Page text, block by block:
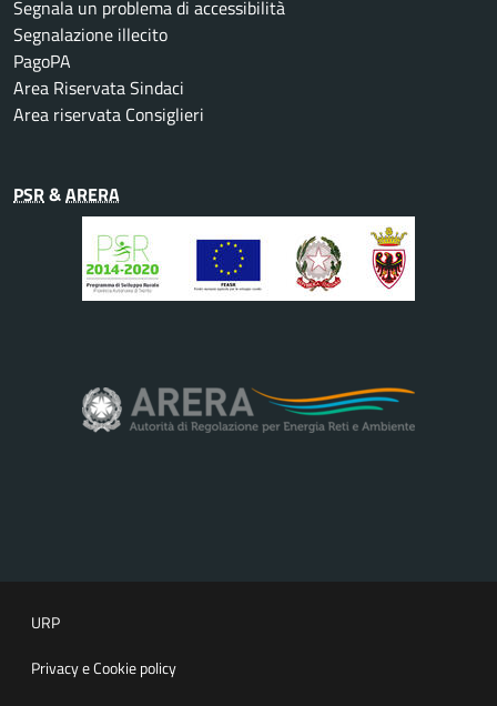
Segnala un problema di accessibilità
Segnalazione illecito
PagoPA
Area Riservata Sindaci
Area riservata Consiglieri
PSR&ARERA
URP
Privacy e Cookie policy